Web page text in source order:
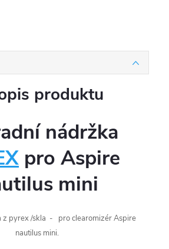
produktu
nádržka
pro Aspire
mini
z pyrex /skla - pro clearomizér Aspire
nautilus mini.